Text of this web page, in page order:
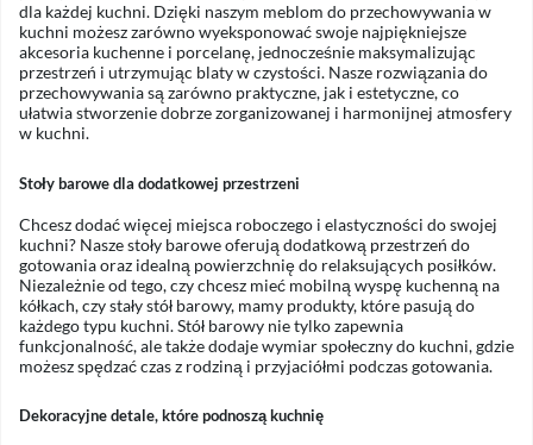
dla każdej kuchni. Dzięki naszym meblom do przechowywania w
kuchni możesz zarówno wyeksponować swoje najpiękniejsze
akcesoria kuchenne i porcelanę, jednocześnie maksymalizując
przestrzeń i utrzymując blaty w czystości. Nasze rozwiązania do
przechowywania są zarówno praktyczne, jak i estetyczne, co
ułatwia stworzenie dobrze zorganizowanej i harmonijnej atmosfery
w kuchni.
Stoły barowe dla dodatkowej przestrzeni
Chcesz dodać więcej miejsca roboczego i elastyczności do swojej
kuchni? Nasze stoły barowe oferują dodatkową przestrzeń do
gotowania oraz idealną powierzchnię do relaksujących posiłków.
Niezależnie od tego, czy chcesz mieć mobilną wyspę kuchenną na
kółkach, czy stały stół barowy, mamy produkty, które pasują do
każdego typu kuchni. Stół barowy nie tylko zapewnia
funkcjonalność, ale także dodaje wymiar społeczny do kuchni, gdzie
możesz spędzać czas z rodziną i przyjaciółmi podczas gotowania.
Dekoracyjne detale, które podnoszą kuchnię